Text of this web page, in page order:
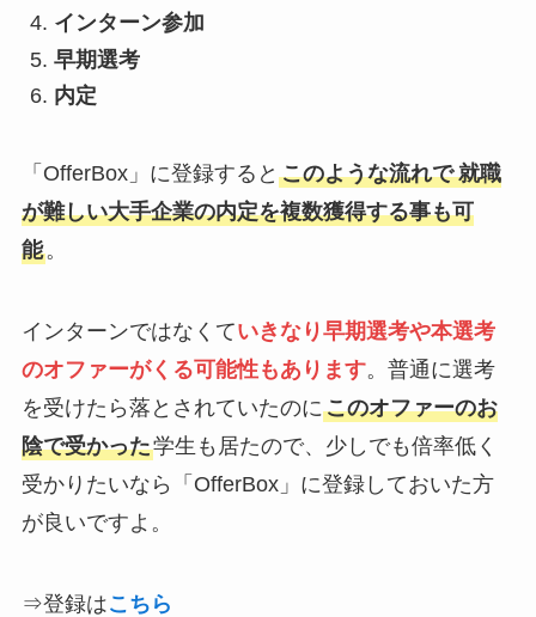
インターン参加
早期選考
内定
「OfferBox」に登録すると このような流れで 就職
が難しい大手企業の内定を複数獲得する事も可
能。
インターンではなくていきなり早期選考や本選考
のオファーがくる可能性もあります。普通に選考
を受けたら落とされていたのにこのオファーのお
陰で受かった学生も居たので、少しでも倍率低く
受かりたいなら「OfferBox」に登録しておいた方
が良いですよ。
⇒登録はこちら